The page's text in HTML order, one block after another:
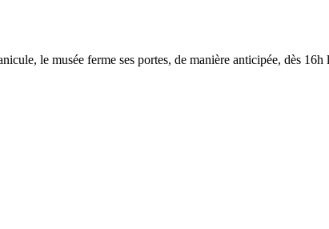
le musée ferme ses portes, de manière anticipée, dès